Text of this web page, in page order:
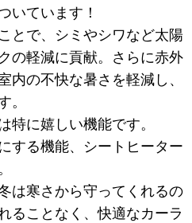
いています！
とで、シミやシワなど太陽
の軽減に貢献。さらに赤外
内の不快な暑さを軽減し、
。
特に嬉しい機能です。
する機能、シートヒーター
は寒さから守ってくれるの
ることなく、快適なカーラ